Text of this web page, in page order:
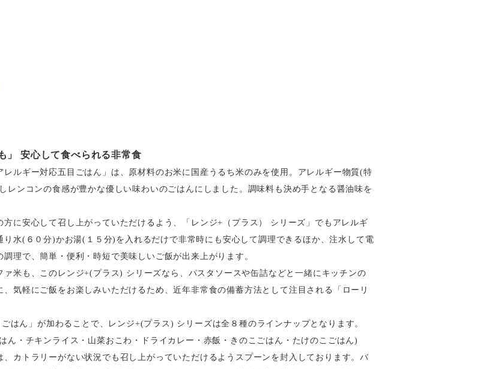
」 安心して食べられる非常食
ルギー対応五目ごはん」は、原材料のお米に国産うるち米のみを使用。アレルギー物質(特
レンコンの食感が豊かな優しい味わいのごはんにしました。調味料も決め手となる醤油味を
に安心して召し上がっていただけるよう、「レンジ+（プラス） シリーズ」でもアレルギ
水(６０分)かお湯(１５分)を入れるだけで非常時にも安心して調理できるほか、注水して電
理で、簡単・便利・時短で美味しいご飯が出来上がります。
米も、このレンジ+(プラス) シリーズなら、パスタソースや缶詰などと一緒にキッチンの
気軽にご飯をお楽しみいただけるため、近年非常食の備蓄方法として注目される「ローリ
はん」が加わることで、レンジ+(プラス) シリーズは全８種のラインナップとなります。
ん・チキンライス・山菜おこわ・ドライカレー・赤飯・きのこごはん・たけのこごはん)
カトラリーがない状況でも召し上がっていただけるようスプーンを封入しております。バ